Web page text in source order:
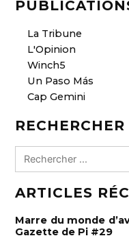
La Tribune
L'Opinion
Winch5
Un Paso Más
Cap Gemini
RECHERCHER
e
h
e
r
ARTICLES
Marre du monde
Gazette de Pi #29